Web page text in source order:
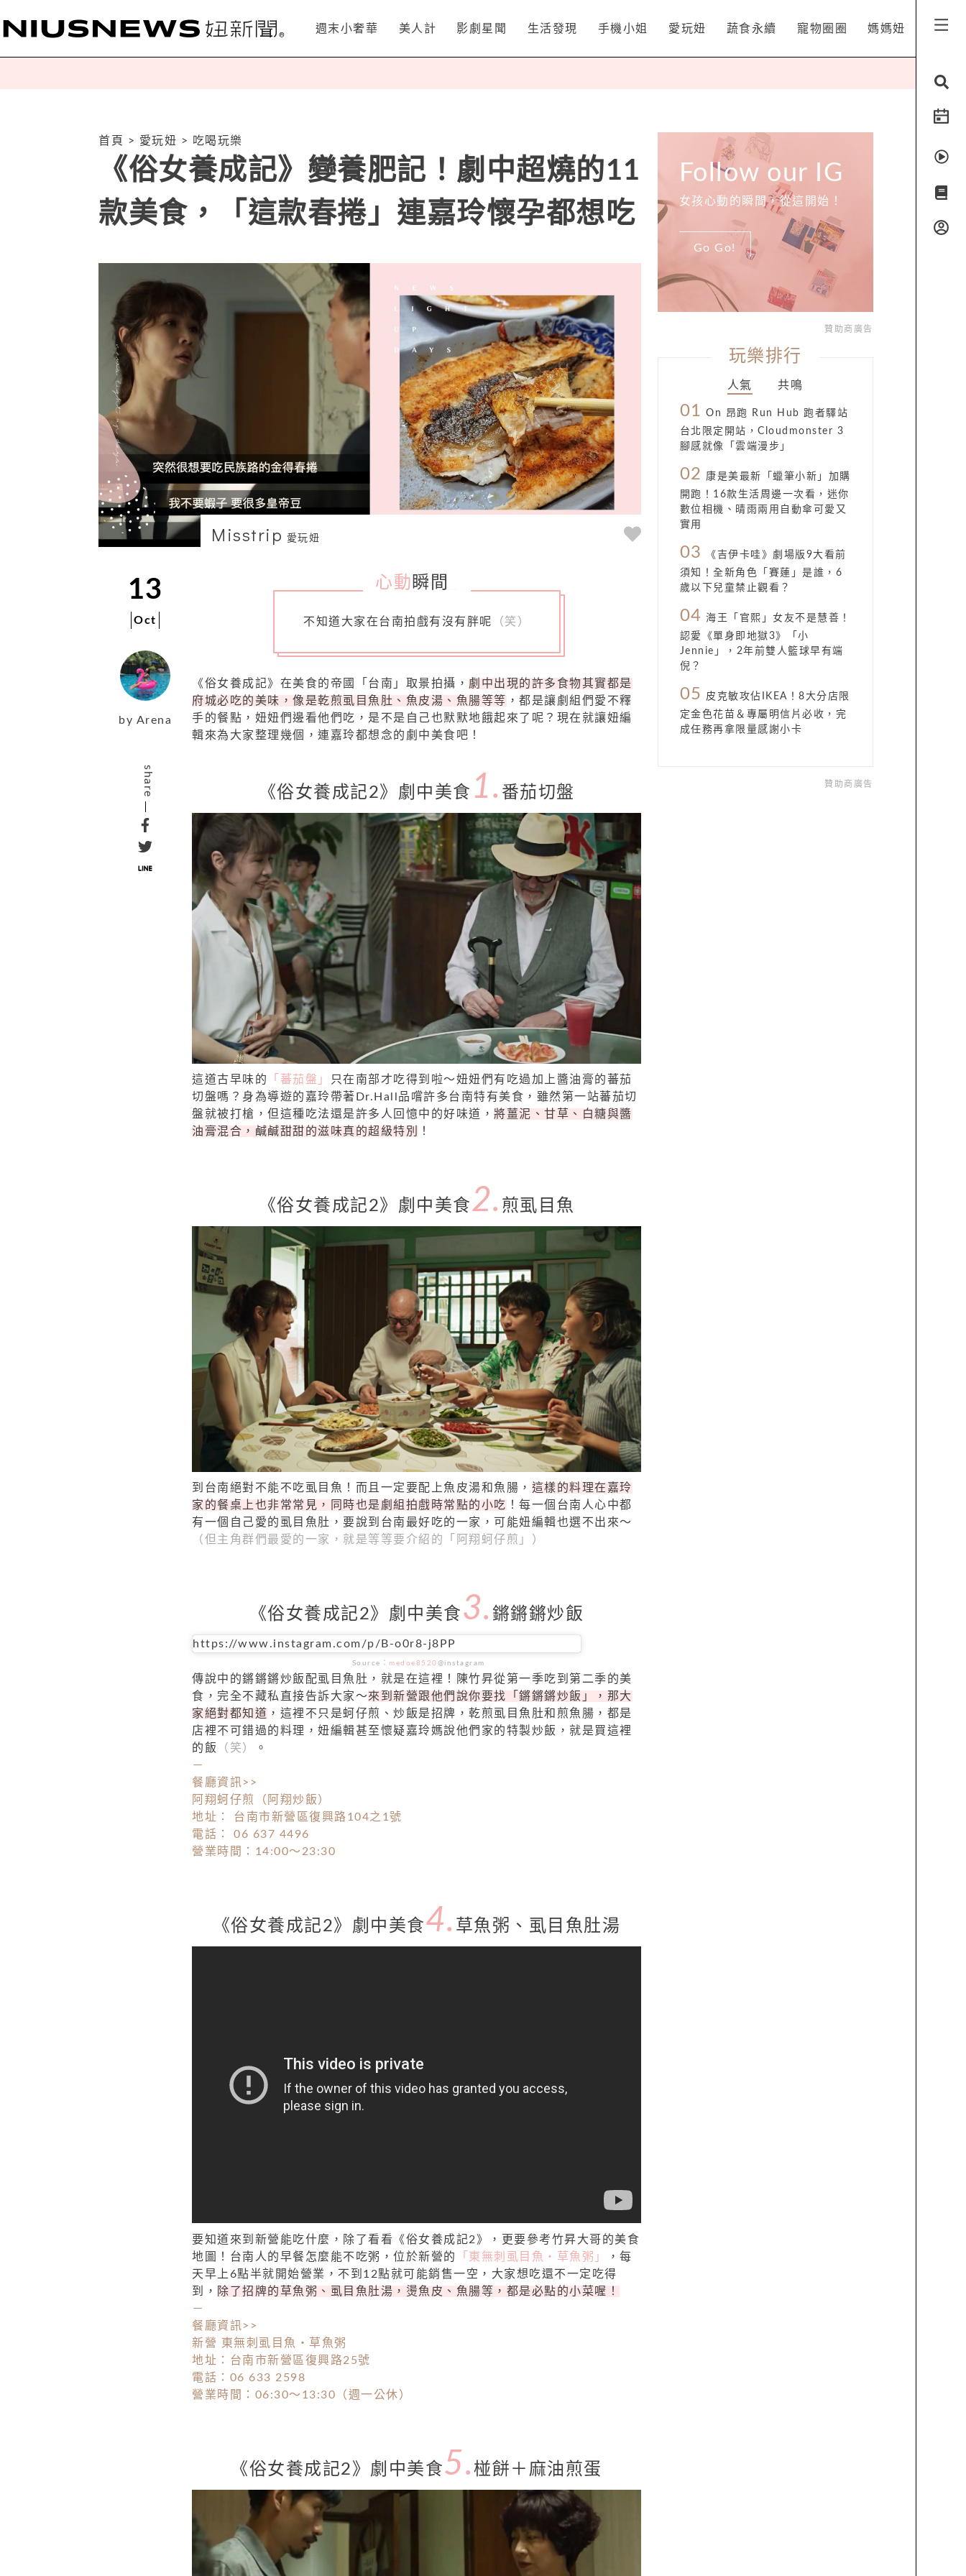
週末小奢華 美人計 影劇星聞 生活發現 手機小姐 愛玩妞 蔬食永續 寵物圈圈 媽媽妞
首頁 > 愛玩妞 > 吃喝玩樂
《俗女養成記》變養肥記！劇中超燒的11
款美食，「這款春捲」連嘉玲懷孕都想吃
Misstrip 愛玩妞
13
Oct
by Arena
share
心動 瞬間
不知道大家在台南拍戲有沒有胖呢 （笑）
《俗女養成記》在美食的帝國「台南」取景拍攝， 劇中出現的許多食物其實都是
府城必吃的美味，像是乾煎虱目魚肚、魚皮湯、魚腸等等 ，都是讓劇組們愛不釋
手的餐點，妞妞們邊看他們吃，是不是自己也默默地餓起來了呢？現在就讓妞編
輯來為大家整理幾個，連嘉玲都想念的劇中美食吧！
《俗女養成記2》劇中美食 1. 番茄切盤
這道古早味的 「蕃茄盤」
只在南部才吃得到啦～妞妞們有吃過加上醬油膏的蕃茄
切盤嗎？身為導遊的嘉玲帶著Dr.Hall品嚐許多台南特有美食，雖然第一站蕃茄切
盤就被打槍，但這種吃法還是許多人回憶中的好味道， 將薑泥、甘草、白糖與醬
油膏混合，鹹鹹甜甜的滋味真的超級特別
！
《俗女養成記2》劇中美食2. 煎虱目魚
到台南絕對不能不吃虱目魚！而且一定要配上魚皮湯和魚腸， 這樣的料理在嘉玲
家的餐桌上也非常常見，同時也是劇組拍戲時常點的小吃 ！每一個台南人心中都
有一個自己愛的虱目魚肚，要說到台南最好吃的一家，可能妞編輯也選不出來～
（但主角群們最愛的一家，就是等等要介紹的「阿翔蚵仔煎」）
《俗女養成記2》劇中美食 3. 鏘鏘鏘炒飯
https://www.instagram.com/p/B-o0r8-j8PP
Source：medoe8520 @instagram
傳說中的鏘鏘鏘炒飯配虱目魚肚，就是在這裡！陳竹昇從第一季吃到第二季的美
食，完全不藏私直接告訴大家～來到新營跟他們說你要找「鏘鏘鏘炒飯」，那大
家絕對都知道 ，這裡不只是蚵仔煎、炒飯是招牌，乾煎虱目魚肚和煎魚腸，都是
店裡不可錯過的料理，妞編輯甚至懷疑嘉玲媽說他們家的特製炒飯，就是買這裡
的飯
（笑）
。
－
餐廳資訊>>
阿翔蚵仔煎（阿翔炒飯）
地址： 台南市新營區復興路104之1號
電話： 06 637 4496
營業時間：14:00～23:30
《俗女養成記2》劇中美食4. 草魚粥、虱目魚肚湯
要知道來到新營能吃什麼，除了看看《俗女養成記2》，更要參考竹昇大哥的美食
地圖！台南人的早餐怎麼能不吃粥，位於新營的
「東無刺虱目魚・草魚粥」
，每
天早上6點半就開始營業，不到12點就可能銷售一空，大家想吃還不一定吃得
到， 除了招牌的草魚粥、虱目魚肚湯，燙魚皮、魚腸等，都是必點的小菜喔！
－
餐廳資訊>>
新營 東無刺虱目魚・草魚粥
地址：台南市新營區復興路25號
電話：06 633 2598
營業時間：06:30～13:30（週一公休）
《俗女養成記2》劇中美食5.椪餅＋麻油煎蛋
Follow our IG
女孩心動的瞬間，從這開始！
Go Go!
贊助商廣告
玩樂排行
人氣 共鳴
01 On 昂跑 Run Hub 跑者驛站
台北限定開站，Cloudmonster 3
腳感就像「雲端漫步」
02
康是美最新「蠟筆小新」加購
開跑！16款生活周邊一次看，迷你
數位相機、晴雨兩用自動傘可愛又
實用
03
《吉伊卡哇》劇場版9大看前
須知！全新角色「賽蓮」是誰，6
歲以下兒童禁止觀看？
04 海王「官熙」女友不是慧善！
認愛《單身即地獄3》「小
Jennie」，2年前雙人籃球早有端
倪？
05
皮克敏攻佔IKEA！8大分店限
定金色花苗＆專屬明信片必收，完
成任務再拿限量感謝小卡
贊助商廣告